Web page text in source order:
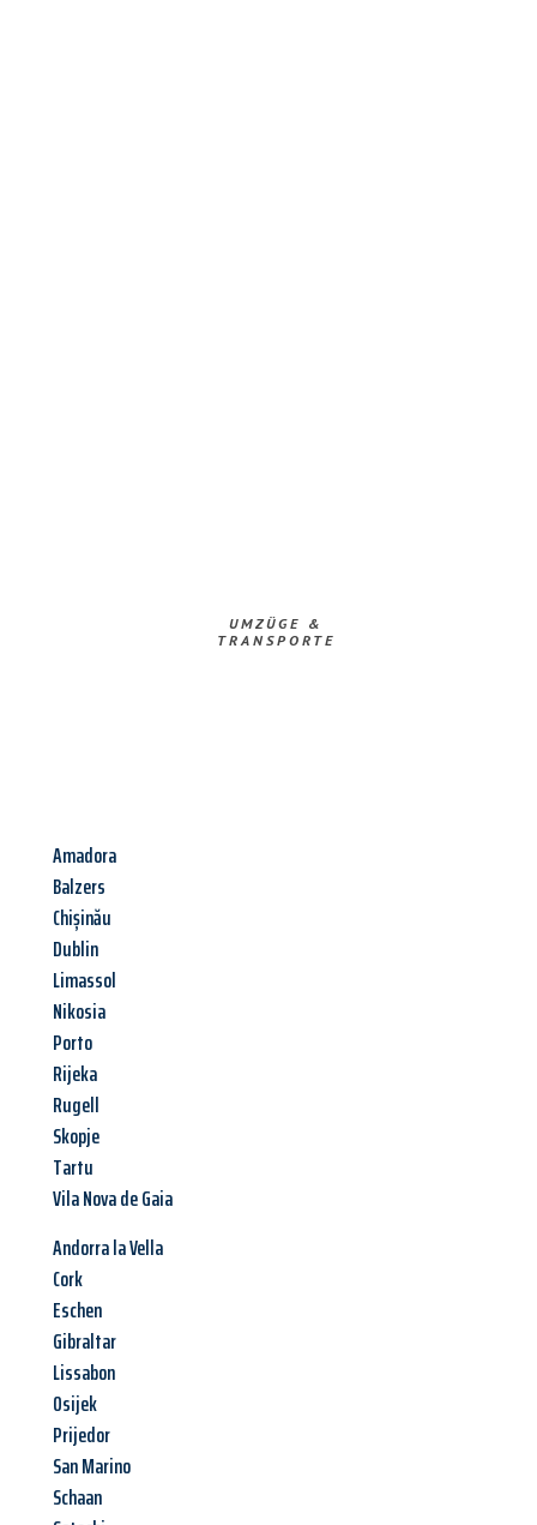
UMZÜGE &
TRANSPORTE
Amadora
Balzers
Chișinău
Dublin
Limassol
Nikosia
Porto
Rijeka
Rugell
Skopje
Tartu
Vila Nova de Gaia
Andorra la Vella
Cork
Eschen
Gibraltar
Lissabon
Osijek
Prijedor
San Marino
Schaan